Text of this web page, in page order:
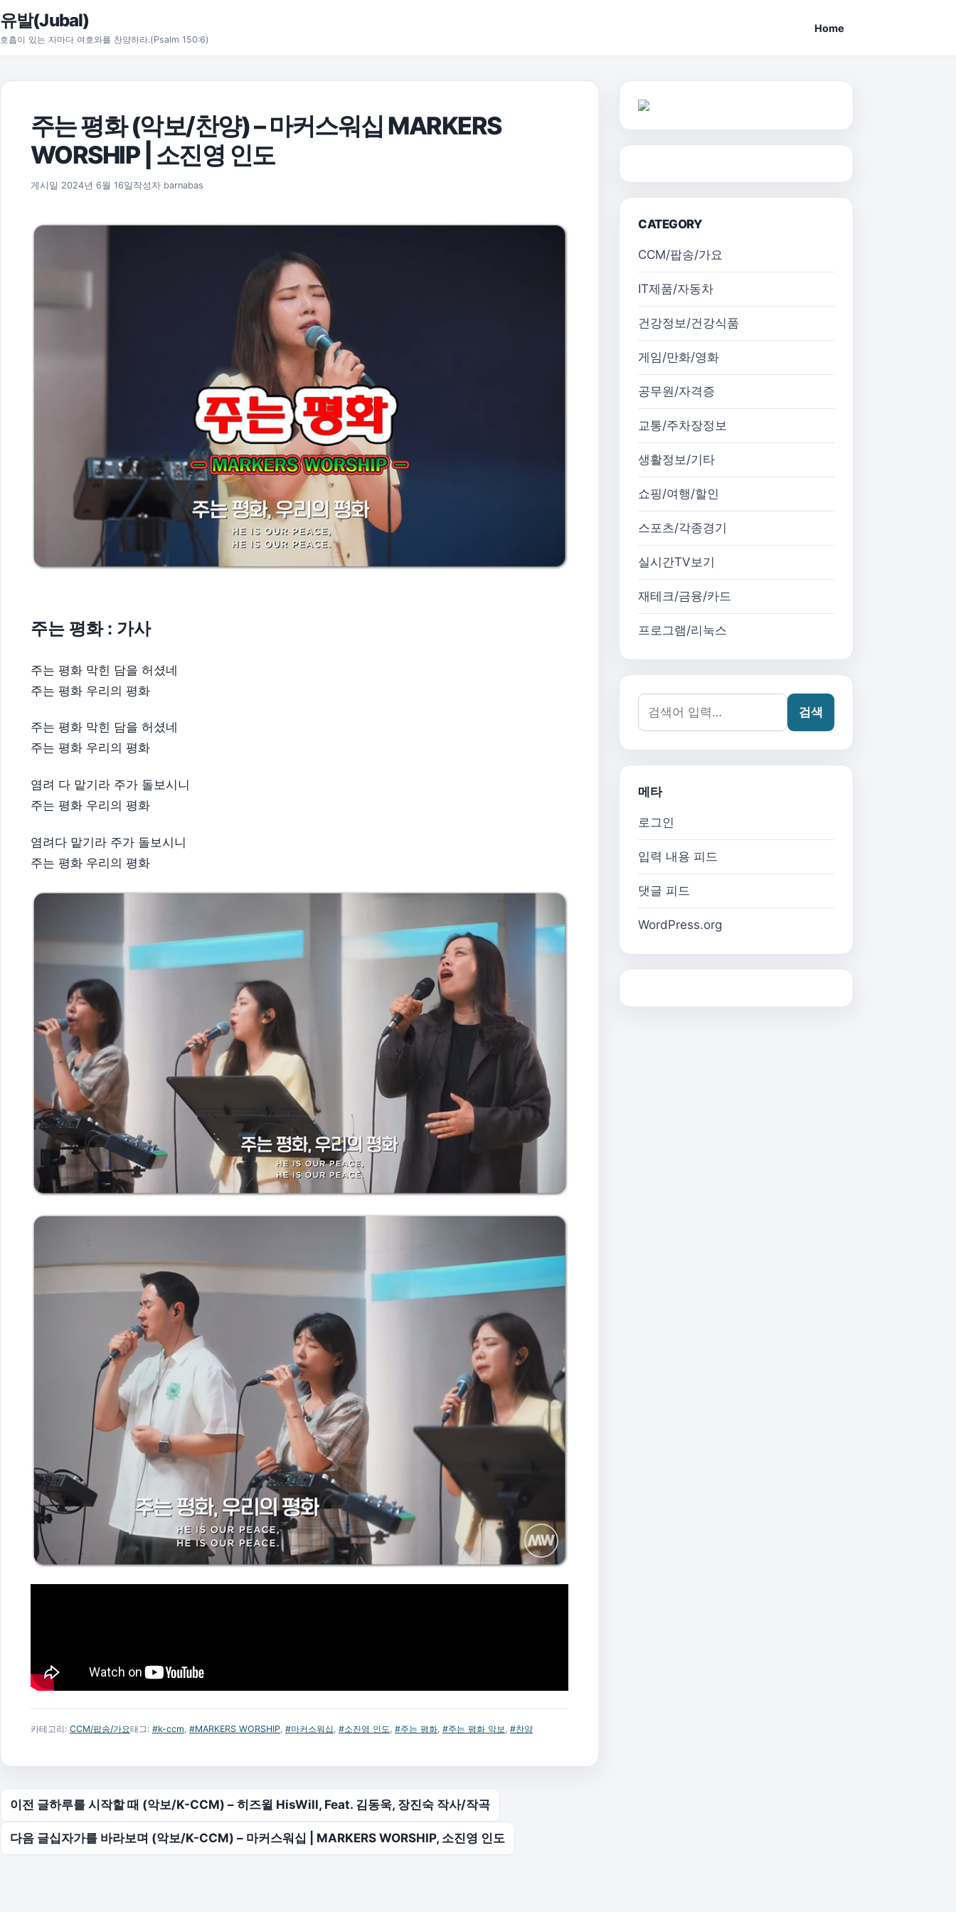
본문으로 건너뛰기
유발(Jubal)
호흡이 있는 자마다 여호와를 찬양하라.(Psalm 150:6)
Home
주는 평화 (악보/찬양) – 마커스워십 MARKERS
WORSHIP | 소진영 인도
게시일 2024년 6월 16일 2024년 6월 16일
작성자 barnabas
주는 평화 : 가사
주는 평화 막힌 담을 허셨네
주는 평화 우리의 평화
주는 평화 막힌 담을 허셨네
주는 평화 우리의 평화
염려 다 맡기라 주가 돌보시니
주는 평화 우리의 평화
염려다 맡기라 주가 돌보시니
주는 평화 우리의 평화
카테고리: CCM/팝송/가요태그: #k-ccm #MARKERS WORSHIP #마커스워십 #소진영 인도 #주는 평화 #주는 평화 악보 #찬양
글 탐색
이전 글하루를 시작할 때 (악보/K-CCM) – 히즈윌 HisWill, Feat. 김동욱, 장진숙 작사/작곡
다음 글십자가를 바라보며 (악보/K-CCM) – 마커스워십 | MARKERS WORSHIP, 소진영 인도
CATEGORY
CCM/팝송/가요
IT제품/자동차
건강정보/건강식품
게임/만화/영화
공무원/자격증
교통/주차장정보
생활정보/기타
쇼핑/여행/할인
스포츠/각종경기
실시간TV보기
재테크/금융/카드
프로그램/리눅스
검색어:
검색
메타
로그인
입력 내용 피드
댓글 피드
WordPress.org